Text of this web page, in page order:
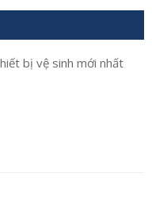
bị vệ sinh mới nhất